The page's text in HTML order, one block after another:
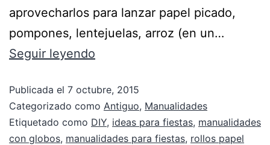
aprovecharlos para lanzar papel picado,
pompones, lentejuelas, arroz (en un…
Seguir leyendo
Publicada el 7 octubre, 2015
Categorizado como Antiguo, Manualidades
Etiquetado como DIY, ideas para fiestas, manualidades
con globos, manualidades para fiestas, rollos papel